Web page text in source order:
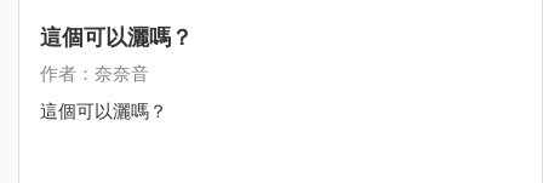
這個可以灑嗎？
作者：奈奈音
這個可以灑嗎？